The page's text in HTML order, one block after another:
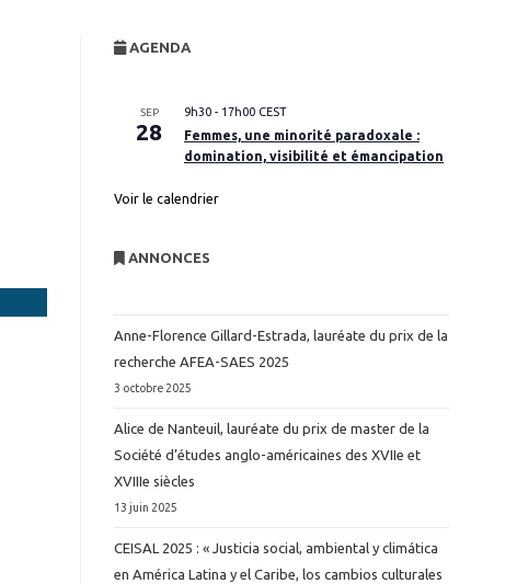
AGENDA
SEP
28
9h30 - 17h00 CEST
Femmes, une minorité paradoxale :
domination, visibilité et émancipation
Voir le calendrier
ANNONCES
Anne-Florence Gillard-Estrada, lauréate du prix de la
recherche AFEA-SAES 2025
3 octobre 2025
Alice de Nanteuil, lauréate du prix de master de la
Société d’études anglo-américaines des XVIIe et
XVIIIe siècles
13 juin 2025
CEISAL 2025 : « Justicia social, ambiental y climática
en América Latina y el Caribe, los cambios culturales